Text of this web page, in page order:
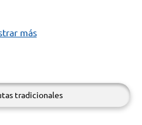
más
tradicionales